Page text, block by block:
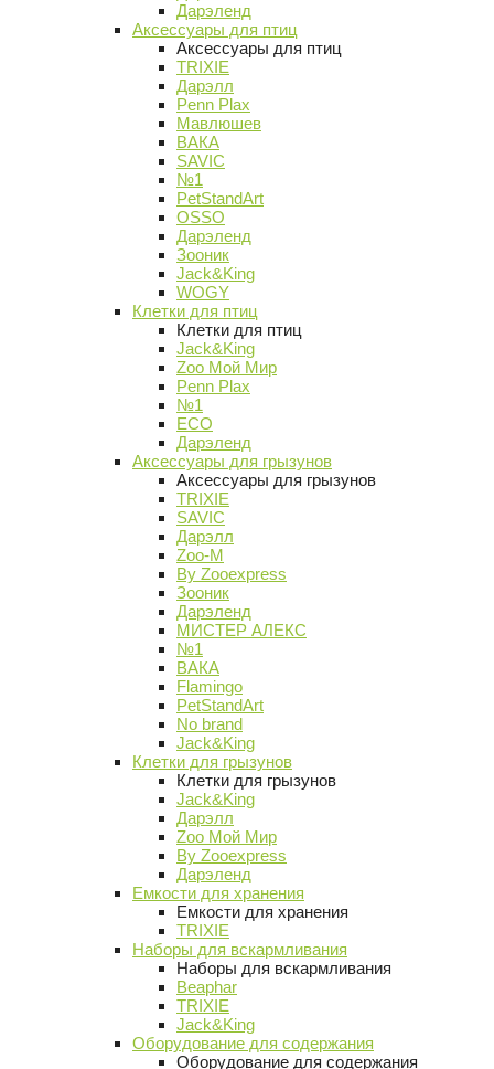
Дарэленд
Аксессуары для птиц
Аксессуары для птиц
TRIXIE
Дарэлл
Penn Plax
Мавлюшев
ВАКА
SAVIC
№1
PetStandArt
OSSO
Дарэленд
Зооник
Jack&King
WOGY
Клетки для птиц
Клетки для птиц
Jack&King
Zoo Мой Мир
Penn Plax
№1
ECO
Дарэленд
Аксессуары для грызунов
Аксессуары для грызунов
TRIXIE
SAVIC
Дарэлл
Zoo-M
By Zooexpress
Зооник
Дарэленд
МИСТЕР АЛЕКС
№1
ВАКА
Flamingo
PetStandArt
No brand
Jack&King
Клетки для грызунов
Клетки для грызунов
Jack&King
Дарэлл
Zoo Мой Мир
By Zooexpress
Дарэленд
Емкости для хранения
Емкости для хранения
TRIXIE
Наборы для вскармливания
Наборы для вскармливания
Beaphar
TRIXIE
Jack&King
Оборудование для содержания
Оборудование для содержания